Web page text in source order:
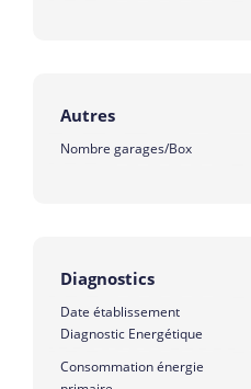
Autres
Nombre garages/Box
Diagnostics
Date établissement
Diagnostic Energétique
Consommation énergie